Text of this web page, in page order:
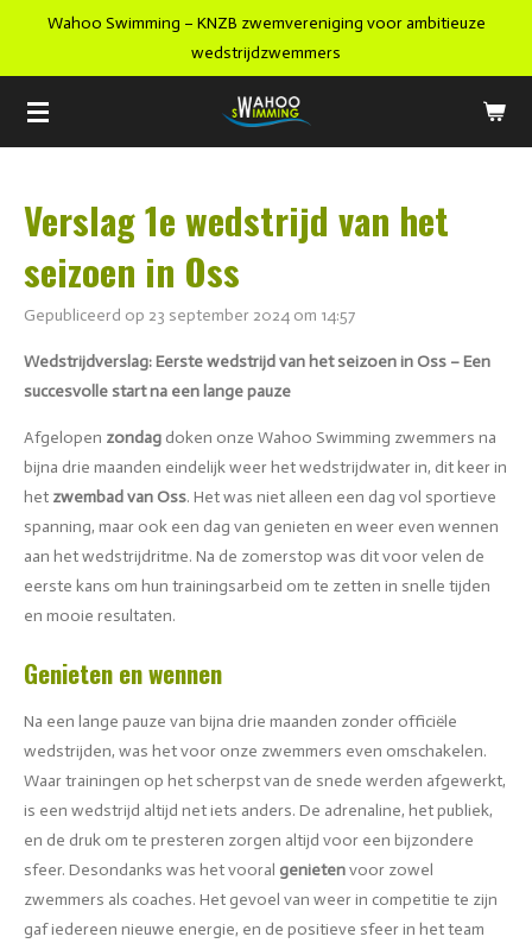
de
hoofdinhoud
Wahoo Swimming – KNZB zwemvereniging voor ambitieuze
wedstrijdzwemmers
Verslag 1e wedstrijd van het
seizoen in Oss
Gepubliceerd op 23 september 2024 om 14:57
Wedstrijdverslag: Eerste wedstrijd van het seizoen in Oss – Een
succesvolle start na een lange pauze
Afgelopen zondag doken onze Wahoo Swimming zwemmers na
bijna drie maanden eindelijk weer het wedstrijdwater in, dit keer in
het zwembad van Oss. Het was niet alleen een dag vol sportieve
spanning, maar ook een dag van genieten en weer even wennen
aan het wedstrijdritme. Na de zomerstop was dit voor velen de
eerste kans om hun trainingsarbeid om te zetten in snelle tijden
en mooie resultaten.
Genieten en wennen
Na een lange pauze van bijna drie maanden zonder officiële
wedstrijden, was het voor onze zwemmers even omschakelen.
Waar trainingen op het scherpst van de snede werden afgewerkt,
is een wedstrijd altijd net iets anders. De adrenaline, het publiek,
en de druk om te presteren zorgen altijd voor een bijzondere
sfeer. Desondanks was het vooral genietenvoor zowel
zwemmers als coaches. Het gevoel van weer in competitie te zijn
gaf iedereen nieuwe energie, en de positieve sfeer in het team